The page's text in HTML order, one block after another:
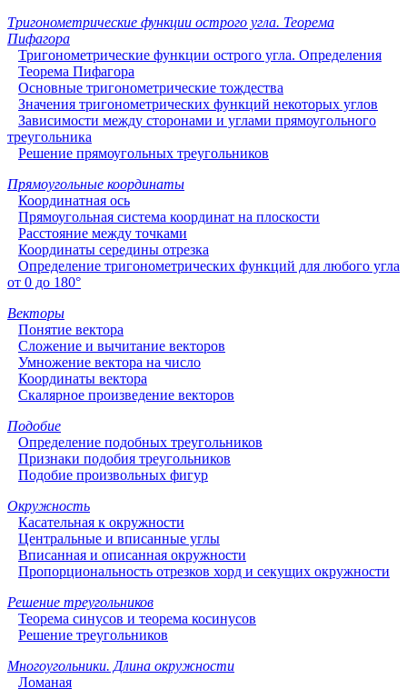
Тригонометрические функции острого угла. Теорема
Пифагора
Тригонометрические функции острого угла. Определения
Теорема Пифагора
Основные тригонометрические тождества
Значения тригонометрических функций некоторых углов
Зависимости между сторонами и углами прямоугольного
треугольника
Решение прямоугольных треугольников
Прямоугольные координаты
Координатная ось
Прямоугольная система координат на плоскости
Расстояние между точками
Координаты середины отрезка
Определение тригонометрических функций для любого угла
от 0 до 180°
Векторы
Понятие вектора
Сложение и вычитание векторов
Умножение вектора на число
Координаты вектора
Скалярное произведение векторов
Подобие
Определение подобных треугольников
Признаки подобия треугольников
Подобие произвольных фигур
Окружность
Касательная к окружности
Центральные и вписанные углы
Вписанная и описанная окружности
Пропорциональность отрезков хорд и секущих окружности
Решение треугольников
Теорема синусов и теорема косинусов
Решение треугольников
Многоугольники. Длина окружности
Ломаная